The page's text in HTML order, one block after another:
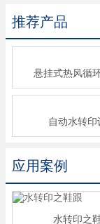
推荐产品
悬挂式热风循
自动水转印
应用案例
水转印之